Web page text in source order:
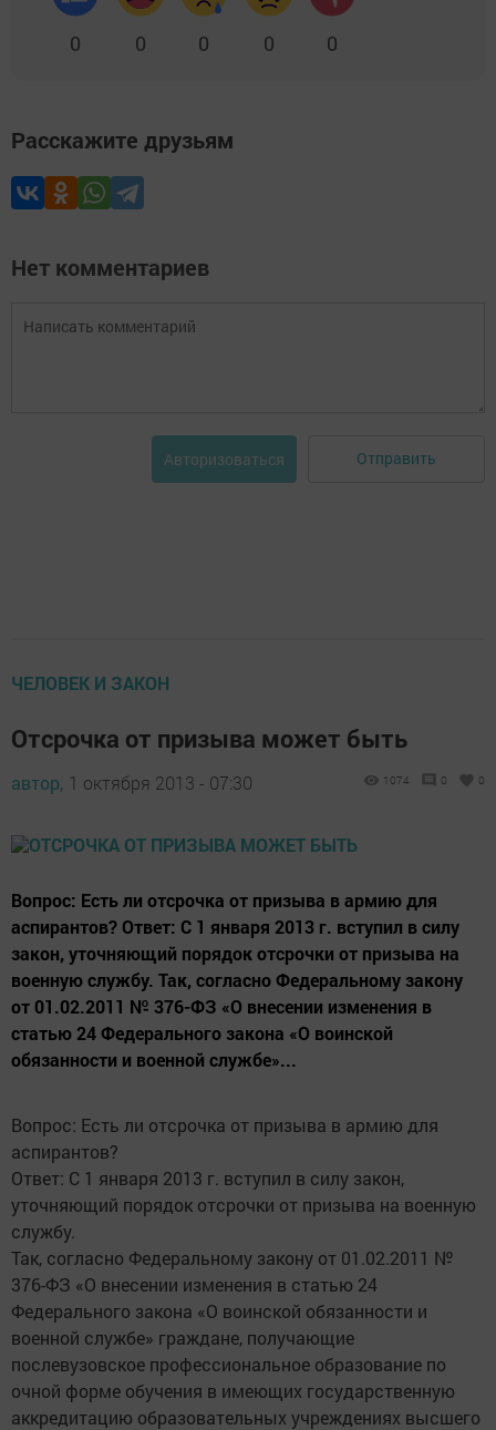
0 0 0 0 0
Расскажите друзьям
Нет комментариев
Авторизоваться Отправить
ЧЕЛОВЕК И ЗАКОН
Отсрочка от призыва может быть
автор, 1 октября 2013 - 07:30 1074 0 0
Вопрос: Есть ли отсрочка от призыва в армию для
аспирантов? Ответ: С 1 января 2013 г. вступил в силу
закон, уточняющий порядок отсрочки от призыва на
военную службу. Так, согласно Федеральному закону
от 01.02.2011 № 376-ФЗ «О внесении изменения в
статью 24 Федерального закона «О воинской
обязанности и военной службе»...
Вопрос: Есть ли отсрочка от призыва в армию для
аспирантов?
Ответ: С 1 января 2013 г. вступил в силу закон,
уточняющий порядок отсрочки от призыва на военную
службу.
Так, согласно Федеральному закону от 01.02.2011 №
376-ФЗ «О внесении изменения в статью 24
Федерального закона «О воинской обязанности и
военной службе» граждане, получающие
послевузовское профессиональное образование по
очной форме обучения в имеющих государственную
аккредитацию образовательных учреждениях высшего